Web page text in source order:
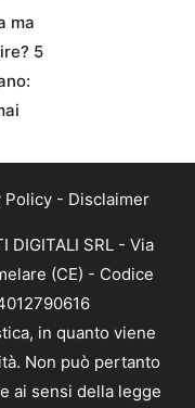
ma
5
Policy - Disclaimer
DIGITALI SRL - Via
(CE) - Codice
in quanto viene
Non può pertanto
ai sensi della legge